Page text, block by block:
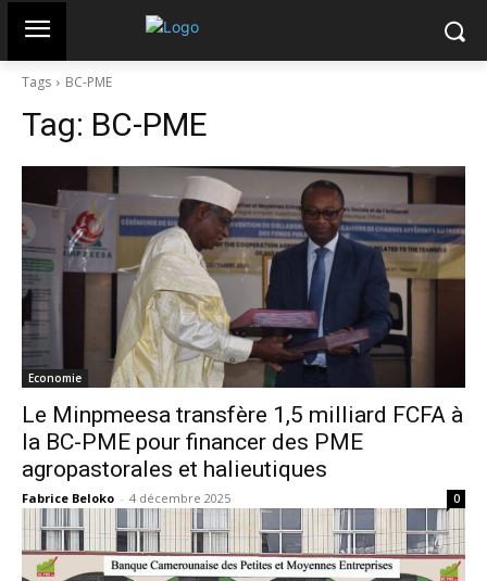
Tags BC-PME
Tag: BC-PME
Economie
Le Minpmeesa transfère 1,5 milliard FCFA à
la BC-PME pour financer des PME
agropastorales et halieutiques
Fabrice Beloko - 4 décembre 2025 0